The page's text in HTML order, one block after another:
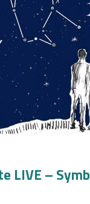
LIVE –